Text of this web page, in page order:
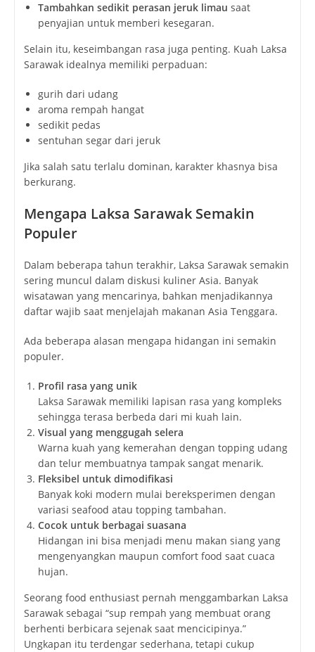
Tambahkan sedikit perasan jeruk limau saat
penyajian untuk memberi kesegaran.
Selain itu, keseimbangan rasa juga penting. Kuah Laksa
Sarawak idealnya memiliki perpaduan:
gurih dari udang
aroma rempah hangat
sedikit pedas
sentuhan segar dari jeruk
Jika salah satu terlalu dominan, karakter khasnya bisa
berkurang.
Mengapa Laksa Sarawak Semakin
Populer
Dalam beberapa tahun terakhir, Laksa Sarawak semakin
sering muncul dalam diskusi kuliner Asia. Banyak
wisatawan yang mencarinya, bahkan menjadikannya
daftar wajib saat menjelajah makanan Asia Tenggara.
Ada beberapa alasan mengapa hidangan ini semakin
populer.
Profil rasa yang unik
Laksa Sarawak memiliki lapisan rasa yang kompleks
sehingga terasa berbeda dari mi kuah lain.
Visual yang menggugah selera
Warna kuah yang kemerahan dengan topping udang
dan telur membuatnya tampak sangat menarik.
Fleksibel untuk dimodifikasi
Banyak koki modern mulai bereksperimen dengan
variasi seafood atau topping tambahan.
Cocok untuk berbagai suasana
Hidangan ini bisa menjadi menu makan siang yang
mengenyangkan maupun comfort food saat cuaca
hujan.
Seorang food enthusiast pernah menggambarkan Laksa
Sarawak sebagai “sup rempah yang membuat orang
berhenti berbicara sejenak saat mencicipinya.”
Ungkapan itu terdengar sederhana, tetapi cukup